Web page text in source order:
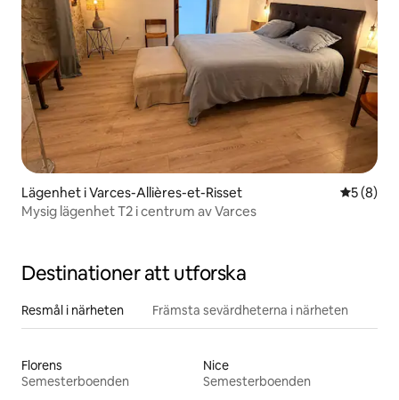
Lägenhet i Varces-Allières-et-Risset 5 av 5 i
5 (8)
Mysig lägenhet T2 i centrum av Varces
Destinationer att utforska
Resmål i närheten Främsta sevärdheterna i närheten
Florens
Semesterboenden
Nice
Semesterboenden